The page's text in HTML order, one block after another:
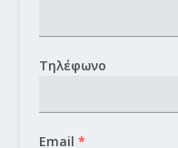
Τηλέφωνο
Email *